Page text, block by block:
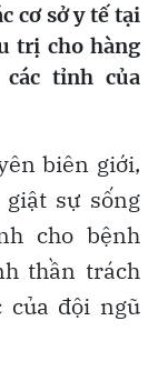
cơ sở y tế tại
trị cho hàng
tỉnh của
biên giới,
sự sống
cho bệnh
thần trách
của đội ngũ